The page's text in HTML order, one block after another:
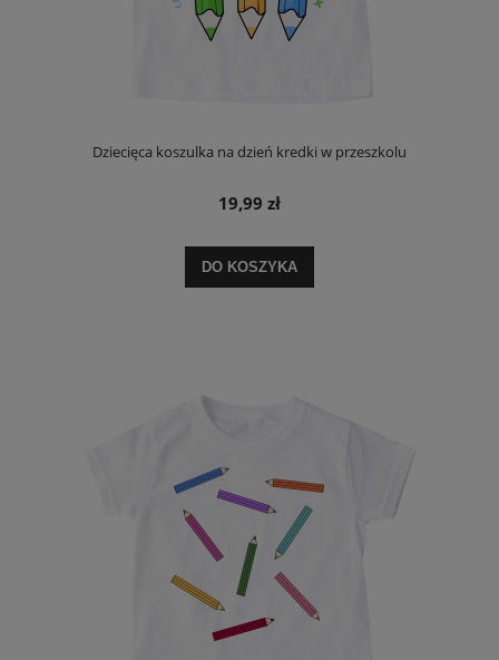
Dziecięca koszulka na dzień kredki w przeszkolu
19,99 zł
DO KOSZYKA